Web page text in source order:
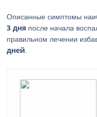
Описанные симптомы
3 дня после начала
правильном лечении
дней